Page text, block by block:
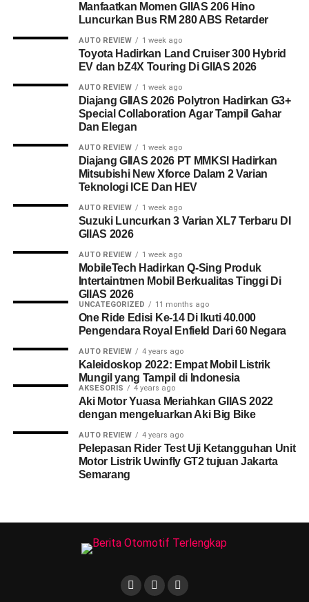
Manfaatkan Momen GIIAS 206 Hino
Luncurkan Bus RM 280 ABS Retarder
AUTO REVIEW 1 week ago
Toyota Hadirkan Land Cruiser 300 Hybrid
EV dan bZ4X Touring Di GIIAS 2026
AUTO REVIEW 1 week ago
Diajang GIIAS 2026 Polytron Hadirkan G3+
Special Collaboration Agar Tampil Gahar
Dan Elegan
AUTO REVIEW 1 week ago
Diajang GIIAS 2026 PT MMKSI Hadirkan
Mitsubishi New Xforce Dalam 2 Varian
Teknologi ICE Dan HEV
AUTO REVIEW 1 week ago
Suzuki Luncurkan 3 Varian XL7 Terbaru DI
GIIAS 2026
AUTO REVIEW 1 week ago
MobileTech Hadirkan Q-Sing Produk
Intertaintmen Mobil Berkualitas Tinggi Di
GIIAS 2026
UNCATEGORIZED 11 months ago
One Ride Edisi Ke-14 Di Ikuti 40.000
Pengendara Royal Enfield Dari 60 Negara
AUTO REVIEW 4 years ago
Kaleidoskop 2022: Empat Mobil Listrik
Mungil yang Tampil di Indonesia
AKSESORIS 4 years ago
Aki Motor Yuasa Meriahkan GIIAS 2022
dengan mengeluarkan Aki Big Bike
AUTO REVIEW 4 years ago
Pelepasan Rider Test Uji Ketangguhan Unit
Motor Listrik Uwinfly GT2 tujuan Jakarta
Semarang